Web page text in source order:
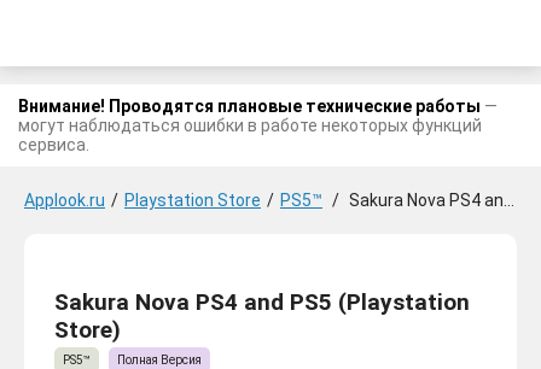
Внимание! Проводятся плановые технические работы —
могут наблюдаться ошибки в работе некоторых функций
сервиса.
Applook.ru / Playstation Store / PS5™ / Sakura Nova PS4 and PS5
Sakura Nova PS4 and PS5 (Playstation
Store)
PS5™ Полная Версия